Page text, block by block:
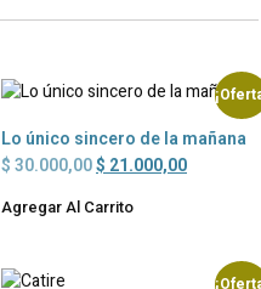
Lo único sincero de la mañana
$ 30.000,00$ 21.000,00
Agregar Al Carrito